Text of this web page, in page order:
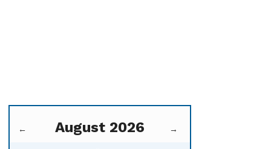
← August 2026 →